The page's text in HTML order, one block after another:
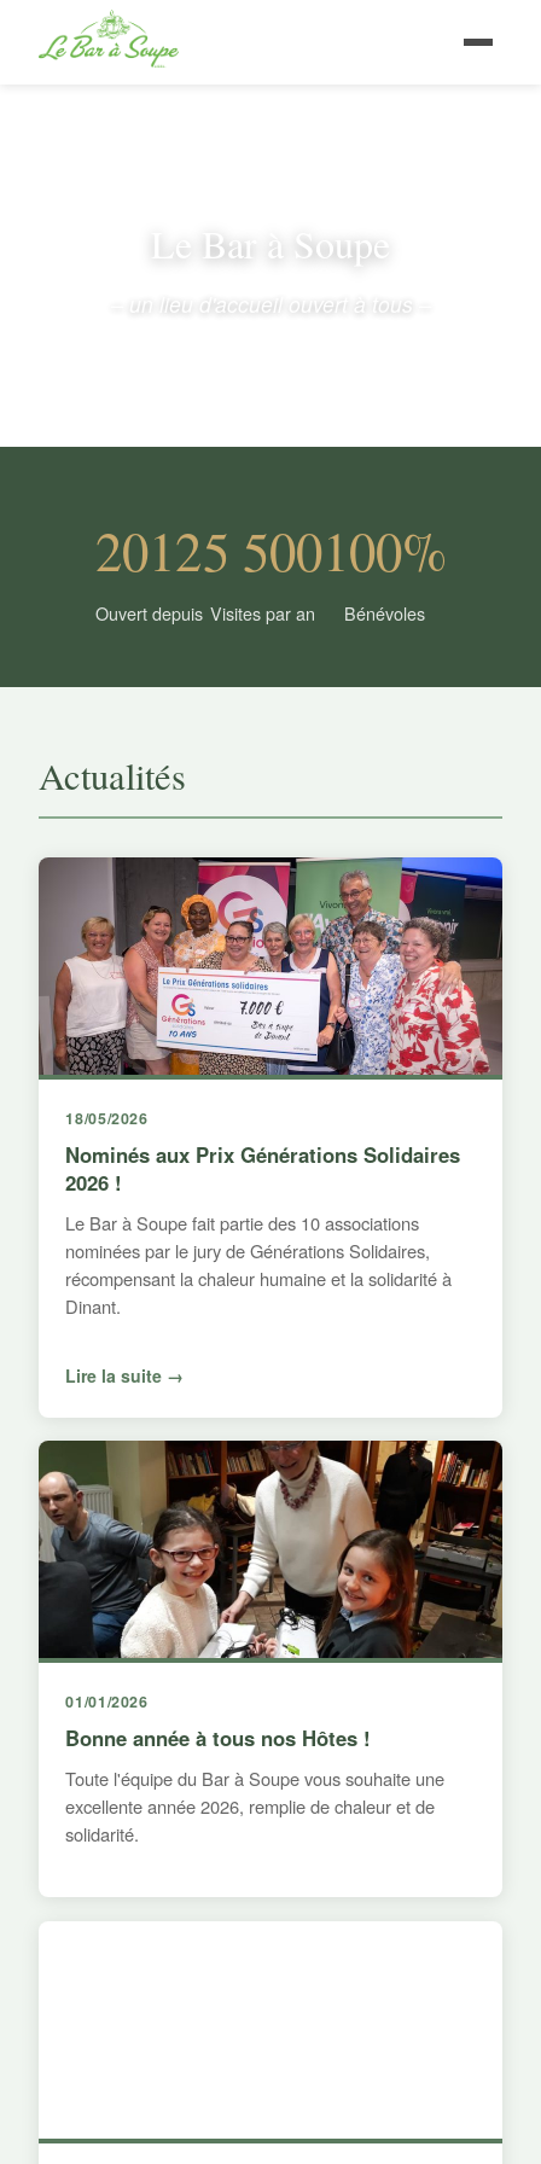
Le Bar à Soupe
– un lieu d'accueil ouvert à tous –
2012
Ouvert depuis
5 500
Visites par an
100%
Bénévoles
Actualités
18/05/2026
Nominés aux Prix Générations Solidaires
2026 !
Le Bar à Soupe fait partie des 10 associations
nominées par le jury de Générations Solidaires,
récompensant la chaleur humaine et la solidarité à
Dinant.
Lire la suite →
01/01/2026
Bonne année à tous nos Hôtes !
Toute l'équipe du Bar à Soupe vous souhaite une
excellente année 2026, remplie de chaleur et de
solidarité.